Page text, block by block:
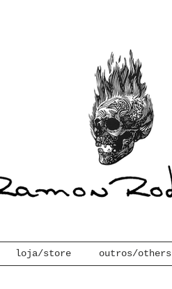
loja/store outros/others